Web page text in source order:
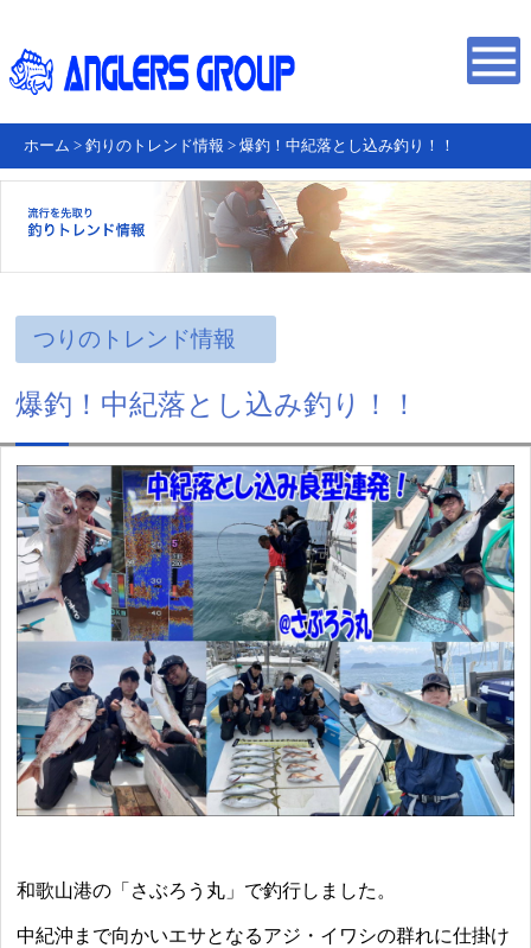
ホーム > 釣りのトレンド情報 > 爆釣！中紀落とし込み釣り！！
つりのトレンド情報
爆釣！中紀落とし込み釣り！！
和歌山港の「さぶろう丸」で釣行しました。
中紀沖まで向かいエサとなるアジ・イワシの群れに仕掛け